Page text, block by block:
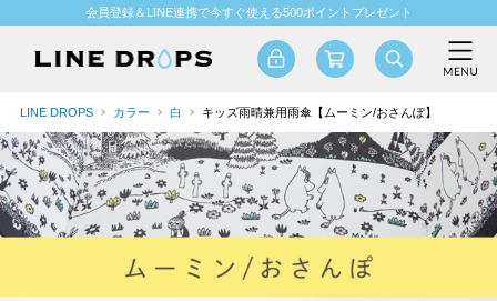
会員登録＆LINE連携で今すぐ使える500ポイントプレゼント
LINE DROPS カラー 白 キッズ雨晴兼用雨傘【ムーミン/おさんぽ】